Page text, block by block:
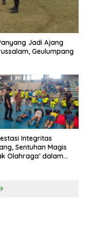
Jadi Ajang
Geulumpang
Integritas
Sentuhan Magis
Olahraga’ dalam